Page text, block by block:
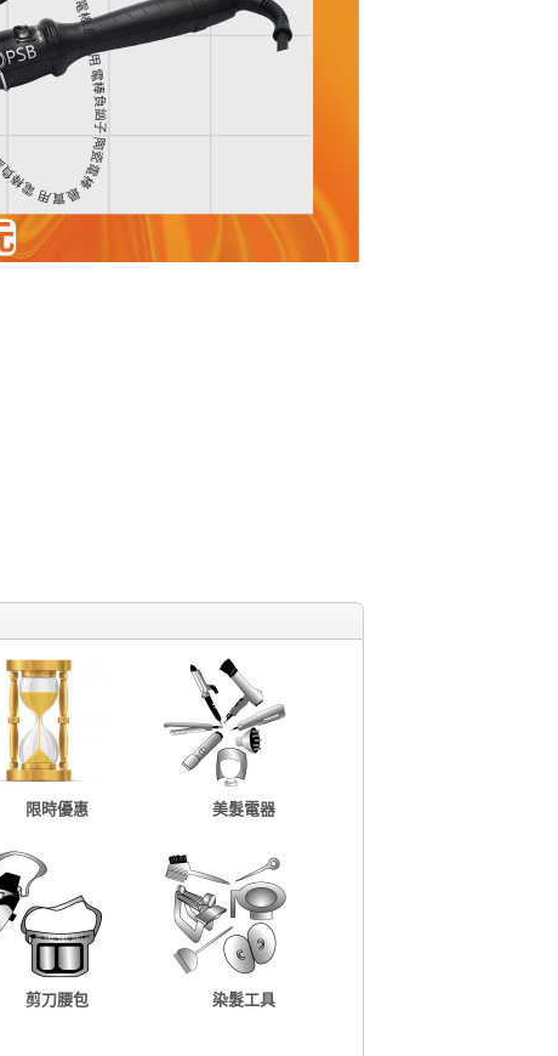
限時優惠 美髮電器
剪刀腰包 染髮工具